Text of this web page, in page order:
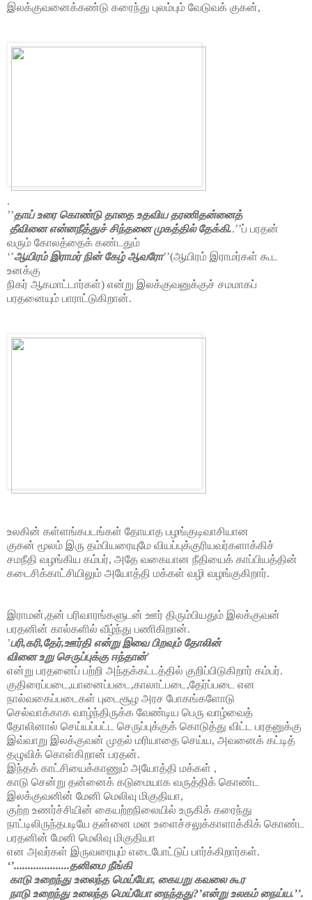
இலக்குவனைக்கண்டு கரைந்து புலம்பும் வேடுவக் குகன்,
.
’’தாய் உரை கொண்டு தாதை உதவிய தரணிதன்னைத்
தீவினை என்னநீத்துச் சிந்தனை முகத்தில் தேக்கி..’’ப் பரதன்
வரும் கோலத்தைக் கண்டதும்
‘’ஆயிரம் இராமர் நின் கேழ் ஆவரோ’’(ஆயிரம் இராமர்கள் கூட
உனக்கு
நிகர் ஆகமாட்டார்கள்) என்று இலக்குவனுக்குச் சமமாகப்
பரதனையும் பாராட்டுகிறான்.
உலகின் கள்ளங்கபடங்கள் தோயாத பழங்குடிவாசியான
குகன் மூலம் இரு தம்பியரையுமே வியப்புக்குரியவர்களாக்கிச்
சமநீதி வழங்கிய கம்பர், அதே வகையான நீதியைக் காப்பியத்தின்
கடைசிக்காட்சியிலும் அயோத்தி மக்கள் வழி வழங்குகிறார்.
இராமன்,தன் பரிவாரங்களுடன் ஊர் திரும்பியதும் இலக்குவன்
பரதனின் கால்களில் வீழ்ந்து பணிகிறான்.
’பரி,கரி,தேர்,ஊர்தி என்று இவை பிறவும் தோலின்
வினை உறு செருப்புக்கு ஈந்தான்’
என்று பரதனைப் பற்றி அந்தக்கட்டத்தில் குறிப்பிடுகிறார் கம்பர்.
குதிரைப்படை,யானைப்படை,காலாட்படை,தேர்ப்படை என
நால்வகைப்படைகள் புடைசூழ அரச போகங்களோடு
செல்வாக்காக வாழ்ந்திருக்க வேண்டிய பெரு வாழ்வைத்
தோலினால் செய்யப்பட்ட செருப்புக்குக் கொடுத்து விட்ட பரதனுக்கு
இவ்வாறு இலக்குவன் முதல் மரியாதை செய்ய, அவனைக் கட்டித்
தழுவிக் கொள்கிறான் பரதன்.
இந்தக் காட்சியைக்காணும் அயோத்தி மக்கள் ,
காடு சென்று தன்னைக் கடுமையாக வருத்திக் கொண்ட
இலக்குவனின் மேனி மெலிவு மிகுதியா,
குற்ற உணர்ச்சியின் கையற்றநிலையில் உருகிக் கரைந்து
நாட்டிலிருந்தபடியே தன்னை மன உளைச்சலுக்காளாக்கிக் கொண்ட
பரதனின் மேனி மெலிவு மிகுதியா
என அவர்கள் இருவரையும் எடைபோட்டுப் பார்க்கிறார்கள்.
‘’....................தனிமை நீங்கி
காடு உறைந்து உலைந்த மெய்யோ, கையறு கவலை கூர
நாடு உறைந்து உலைந்த மெய்யோ நைந்தது?’என்று உலகம் நைய்ய.’’.